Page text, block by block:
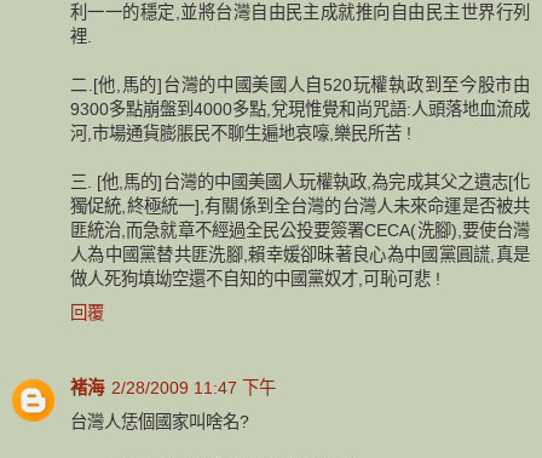
利一一的穩定,並將台灣自由民主成就推向自由民主世界行列
裡.
二.[他,馬的]台灣的中國美國人自520玩權執政到至今股市由
9300多點崩盤到4000多點,兌現惟覺和尚咒語:人頭落地血流成
河,市場通貨膨脹民不聊生遍地哀嚎,樂民所苦 !
三. [他,馬的]台灣的中國美國人玩權執政,為完成其父之遺志[化
獨促統,終極統一],有關係到全台灣的台灣人未來命運是否被共
匪統治,而急就章不經過全民公投要簽署CECA(洗腳),要使台灣
人為中國黨替共匪洗腳,賴幸媛卻昧著良心為中國黨圓謊,真是
做人死狗填坳空還不自知的中國黨奴才,可恥可悲 !
回覆
褚海 2/28/2009 11:47 下午
台灣人恁個國家叫啥名?